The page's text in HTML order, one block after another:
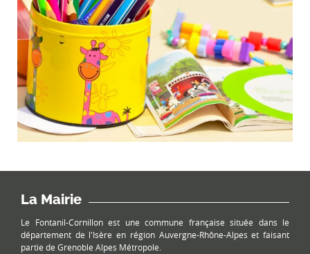
La Mairie
Le Fontanil-Cornillon est une commune française située dans le
département de l'Isère en région Auvergne-Rhône-Alpes et faisant
partie de Grenoble Alpes Métropole.